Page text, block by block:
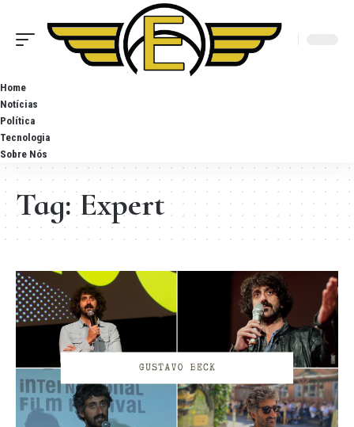
Home
Notícias
Política
Tecnologia
Sobre Nós
Tag:Expert